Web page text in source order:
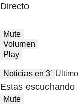
Directo
Mute
Volumen
Play
Noticias en 3′
Estas escuchando
Mute